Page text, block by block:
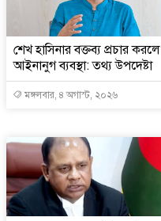
শেখ হাসিনার বক্তব্য প্রচার করলে
আইনানুগ ব্যবস্থা: তথ্য উপদেষ্টা
মঙ্গলবার, ৪ অগাস্ট, ২০২৬